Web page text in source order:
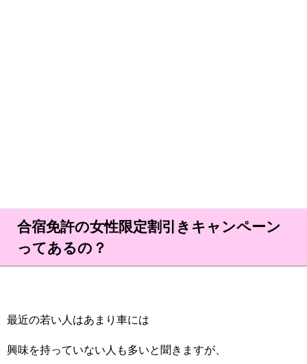
合宿免許の女性限定割引きキャンペーン
ってあるの？
最近の若い人はあまり車には
興味を持っていない人も多いと聞きますが、